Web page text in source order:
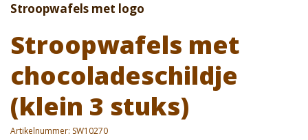
Stroopwafels met logo
Stroopwafels met
chocoladeschildje
(klein 3 stuks)
Artikelnummer: SW10270